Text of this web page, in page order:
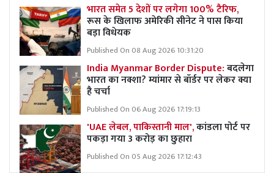
भारत समेत 5 देशों पर लगेगा 100% टैरिफ,
रूस के खिलाफ अमेरिकी सीनेट ने पास किया
बड़ा विधेयक
Published On 08 Aug 2026 10:31:20
India Myanmar Border Dispute:बदलेगा
भारत का नक्शा? म्यांमार से बॉर्डर पर लेकर क्या
है चर्चा
Published On 06 Aug 2026 17:19:13
'UAE लेबल, पाकिस्तानी माल',कांडला पोर्ट पर
पकड़ा गया 3 करोड़ का छुहारा
Published On 05 Aug 2026 17:12:43